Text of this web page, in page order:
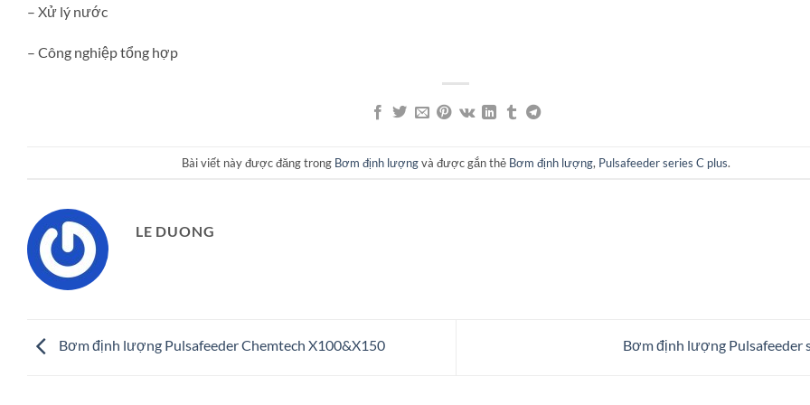
– Xử lý nước
– Công nghiệp tổng hợp
Bài viết này được đăng trong Bơm định lượngvà được gắn thẻ Bơm định lượng, Pulsafeeder series C plus.
LE DUONG
Bơm định lượng Pulsafeeder Chemtech X100&X150 Bơm định lượng Pulsafeeder